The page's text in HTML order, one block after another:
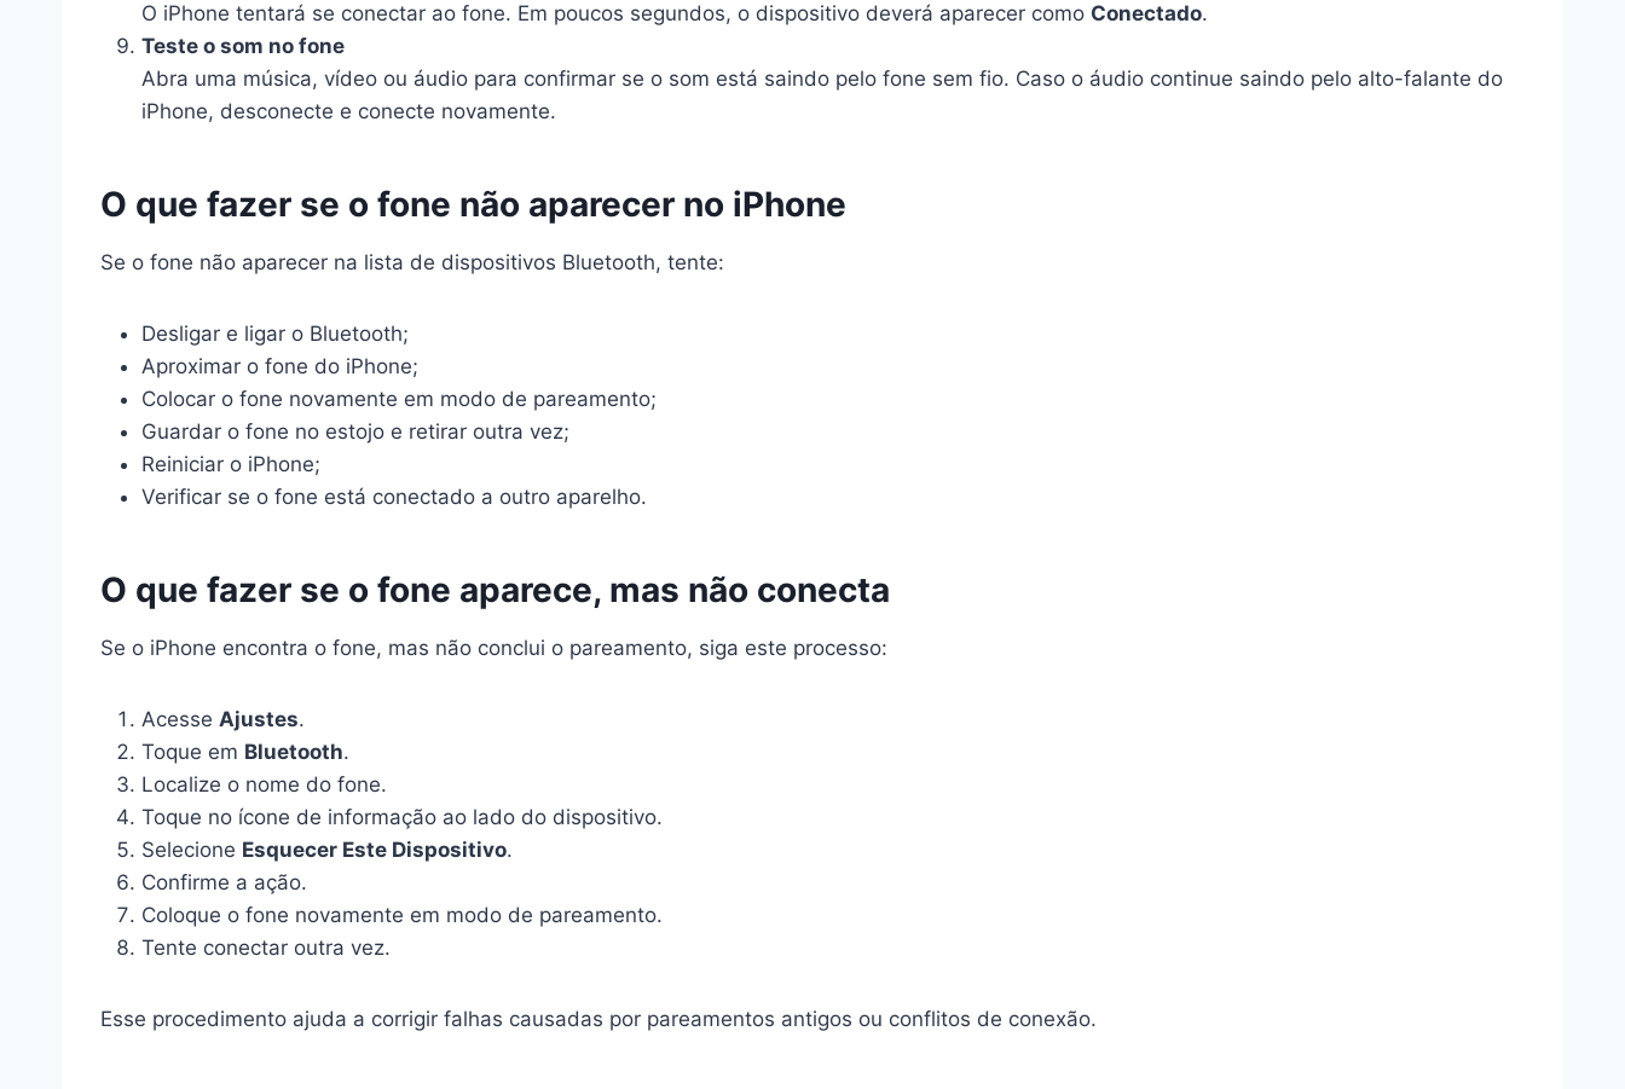
O iPhone tentará se conectar ao fone. Em poucos segundos, o dispositivo deverá aparecer como Conectado.
Teste o som no fone
Abra uma música, vídeo ou áudio para confirmar se o som está saindo pelo fone sem fio. Caso o áudio continue saindo pelo alto-falante do
iPhone, desconecte e conecte novamente.
O que fazer se o fone não aparecer no iPhone
Se o fone não aparecer na lista de dispositivos Bluetooth, tente:
Desligar e ligar o Bluetooth;
Aproximar o fone do iPhone;
Colocar o fone novamente em modo de pareamento;
Guardar o fone no estojo e retirar outra vez;
Reiniciar o iPhone;
Verificar se o fone está conectado a outro aparelho.
O que fazer se o fone aparece, mas não conecta
Se o iPhone encontra o fone, mas não conclui o pareamento, siga este processo:
Acesse Ajustes.
Toque em Bluetooth.
Localize o nome do fone.
Toque no ícone de informação ao lado do dispositivo.
Selecione Esquecer Este Dispositivo.
Confirme a ação.
Coloque o fone novamente em modo de pareamento.
Tente conectar outra vez.
Esse procedimento ajuda a corrigir falhas causadas por pareamentos antigos ou conflitos de conexão.